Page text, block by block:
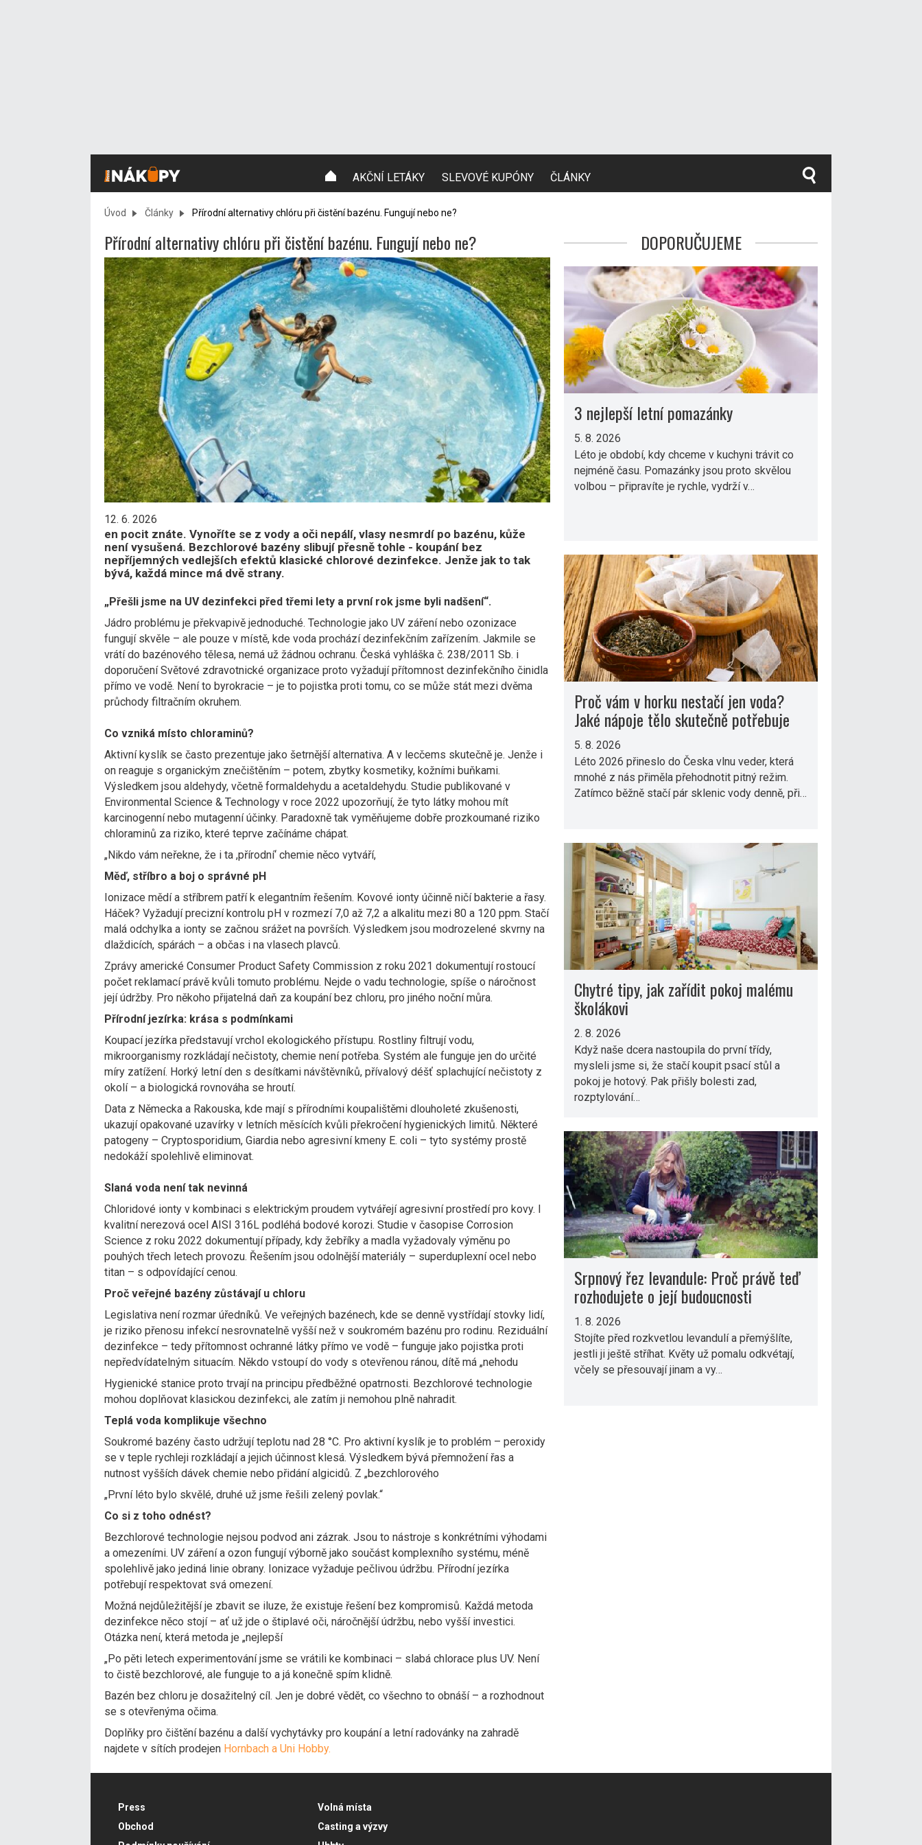
AKČNÍ LETÁKY SLEVOVÉ KUPÓNY ČLÁNKY
Úvod Články Přírodní alternativy chlóru při čistění bazénu. Fungují nebo ne?
Přírodní alternativy chlóru při čistění bazénu. Fungují nebo ne?
12. 6. 2026
en pocit znáte. Vynoříte se z vody a oči nepálí, vlasy nesmrdí po bazénu, kůže
není vysušená. Bezchlorové bazény slibují přesně tohle - koupání bez
nepříjemných vedlejších efektů klasické chlorové dezinfekce. Jenže jak to tak
bývá, každá mince má dvě strany.
„Přešli jsme na UV dezinfekci před třemi lety a první rok jsme byli nadšení“.
Jádro problému je překvapivě jednoduché. Technologie jako UV záření nebo ozonizace
fungují skvěle – ale pouze v místě, kde voda prochází dezinfekčním zařízením. Jakmile se
vrátí do bazénového tělesa, nemá už žádnou ochranu. Česká vyhláška č. 238/2011 Sb. i
doporučení Světové zdravotnické organizace proto vyžadují přítomnost dezinfekčního činidla
přímo ve vodě. Není to byrokracie – je to pojistka proti tomu, co se může stát mezi dvěma
průchody filtračním okruhem.
Co vzniká místo chloraminů?
Aktivní kyslík se často prezentuje jako šetrnější alternativa. A v lecčems skutečně je. Jenže i
on reaguje s organickým znečištěním – potem, zbytky kosmetiky, kožními buňkami.
Výsledkem jsou aldehydy, včetně formaldehydu a acetaldehydu. Studie publikované v
Environmental Science & Technology v roce 2022 upozorňují, že tyto látky mohou mít
karcinogenní nebo mutagenní účinky. Paradoxně tak vyměňujeme dobře prozkoumané riziko
chloraminů za riziko, které teprve začínáme chápat.
„Nikdo vám neřekne, že i ta ,přírodní‘ chemie něco vytváří,
Měď, stříbro a boj o správné pH
Ionizace mědí a stříbrem patří k elegantním řešením. Kovové ionty účinně ničí bakterie a řasy.
Háček? Vyžadují precizní kontrolu pH v rozmezí 7,0 až 7,2 a alkalitu mezi 80 a 120 ppm. Stačí
malá odchylka a ionty se začnou srážet na površích. Výsledkem jsou modrozelené skvrny na
dlaždicích, spárách – a občas i na vlasech plavců.
Zprávy americké Consumer Product Safety Commission z roku 2021 dokumentují rostoucí
počet reklamací právě kvůli tomuto problému. Nejde o vadu technologie, spíše o náročnost
její údržby. Pro někoho přijatelná daň za koupání bez chloru, pro jiného noční můra.
Přírodní jezírka: krása s podmínkami
Koupací jezírka představují vrchol ekologického přístupu. Rostliny filtrují vodu,
mikroorganismy rozkládají nečistoty, chemie není potřeba. Systém ale funguje jen do určité
míry zatížení. Horký letní den s desítkami návštěvníků, přívalový déšť splachující nečistoty z
okolí – a biologická rovnováha se hroutí.
Data z Německa a Rakouska, kde mají s přírodními koupalištěmi dlouholeté zkušenosti,
ukazují opakované uzavírky v letních měsících kvůli překročení hygienických limitů. Některé
patogeny – Cryptosporidium, Giardia nebo agresivní kmeny E. coli – tyto systémy prostě
nedokáží spolehlivě eliminovat.
Slaná voda není tak nevinná
Chloridové ionty v kombinaci s elektrickým proudem vytvářejí agresivní prostředí pro kovy. I
kvalitní nerezová ocel AISI 316L podléhá bodové korozi. Studie v časopise Corrosion
Science z roku 2022 dokumentují případy, kdy žebříky a madla vyžadovaly výměnu po
pouhých třech letech provozu. Řešením jsou odolnější materiály – superduplexní ocel nebo
titan – s odpovídající cenou.
Proč veřejné bazény zůstávají u chloru
Legislativa není rozmar úředníků. Ve veřejných bazénech, kde se denně vystřídají stovky lidí,
je riziko přenosu infekcí nesrovnatelně vyšší než v soukromém bazénu pro rodinu. Reziduální
dezinfekce – tedy přítomnost ochranné látky přímo ve vodě – funguje jako pojistka proti
nepředvídatelným situacím. Někdo vstoupí do vody s otevřenou ránou, dítě má „nehodu
Hygienické stanice proto trvají na principu předběžné opatrnosti. Bezchlorové technologie
mohou doplňovat klasickou dezinfekci, ale zatím ji nemohou plně nahradit.
Teplá voda komplikuje všechno
Soukromé bazény často udržují teplotu nad 28 °C. Pro aktivní kyslík je to problém – peroxidy
se v teple rychleji rozkládají a jejich účinnost klesá. Výsledkem bývá přemnožení řas a
nutnost vyšších dávek chemie nebo přidání algicidů. Z „bezchlorového
„První léto bylo skvělé, druhé už jsme řešili zelený povlak.“
Co si z toho odnést?
Bezchlorové technologie nejsou podvod ani zázrak. Jsou to nástroje s konkrétními výhodami
a omezeními. UV záření a ozon fungují výborně jako součást komplexního systému, méně
spolehlivě jako jediná linie obrany. Ionizace vyžaduje pečlivou údržbu. Přírodní jezírka
potřebují respektovat svá omezení.
Možná nejdůležitější je zbavit se iluze, že existuje řešení bez kompromisů. Každá metoda
dezinfekce něco stojí – ať už jde o štiplavé oči, náročnější údržbu, nebo vyšší investici.
Otázka není, která metoda je „nejlepší
„Po pěti letech experimentování jsme se vrátili ke kombinaci – slabá chlorace plus UV. Není
to čistě bezchlorové, ale funguje to a já konečně spím klidně.
Bazén bez chloru je dosažitelný cíl. Jen je dobré vědět, co všechno to obnáší – a rozhodnout
se s otevřenýma očima.
Doplňky pro čištění bazénu a další vychytávky pro koupání a letní radovánky na zahradě
najdete v sítích prodejen Hornbach a Uni Hobby.
DOPORUČUJEME
3 nejlepší letní pomazánky
5. 8. 2026
Léto je období, kdy chceme v kuchyni trávit co
nejméně času. Pomazánky jsou proto skvělou
volbou – připravíte je rychle, vydrží v…
Proč vám v horku nestačí jen voda?
Jaké nápoje tělo skutečně potřebuje
5. 8. 2026
Léto 2026 přineslo do Česka vlnu veder, která
mnohé z nás přiměla přehodnotit pitný režim.
Zatímco běžně stačí pár sklenic vody denně, při…
Chytré tipy, jak zařídit pokoj malému
školákovi
2. 8. 2026
Když naše dcera nastoupila do první třídy,
mysleli jsme si, že stačí koupit psací stůl a
pokoj je hotový. Pak přišly bolesti zad,
rozptylování…
Srpnový řez levandule: Proč právě teď
rozhodujete o její budoucnosti
1. 8. 2026
Stojíte před rozkvetlou levandulí a přemýšlíte,
jestli ji ještě stříhat. Květy už pomalu odkvétají,
včely se přesouvají jinam a vy…
Press
Obchod
Volná místa
Casting a výzvy